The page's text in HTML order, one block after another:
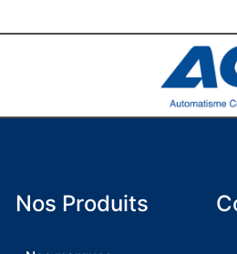
Nos Produits